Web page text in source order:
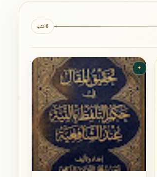
6 كتب
✦